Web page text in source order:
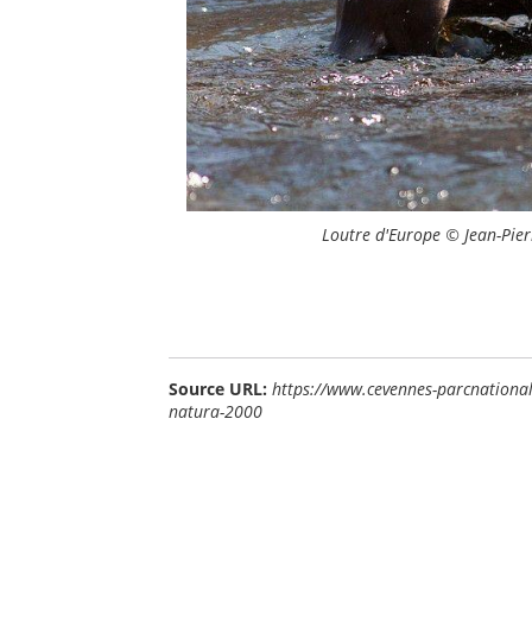
Loutre d'Europe © Jean-
Source URL: https://www.cevennes-
natura-2000